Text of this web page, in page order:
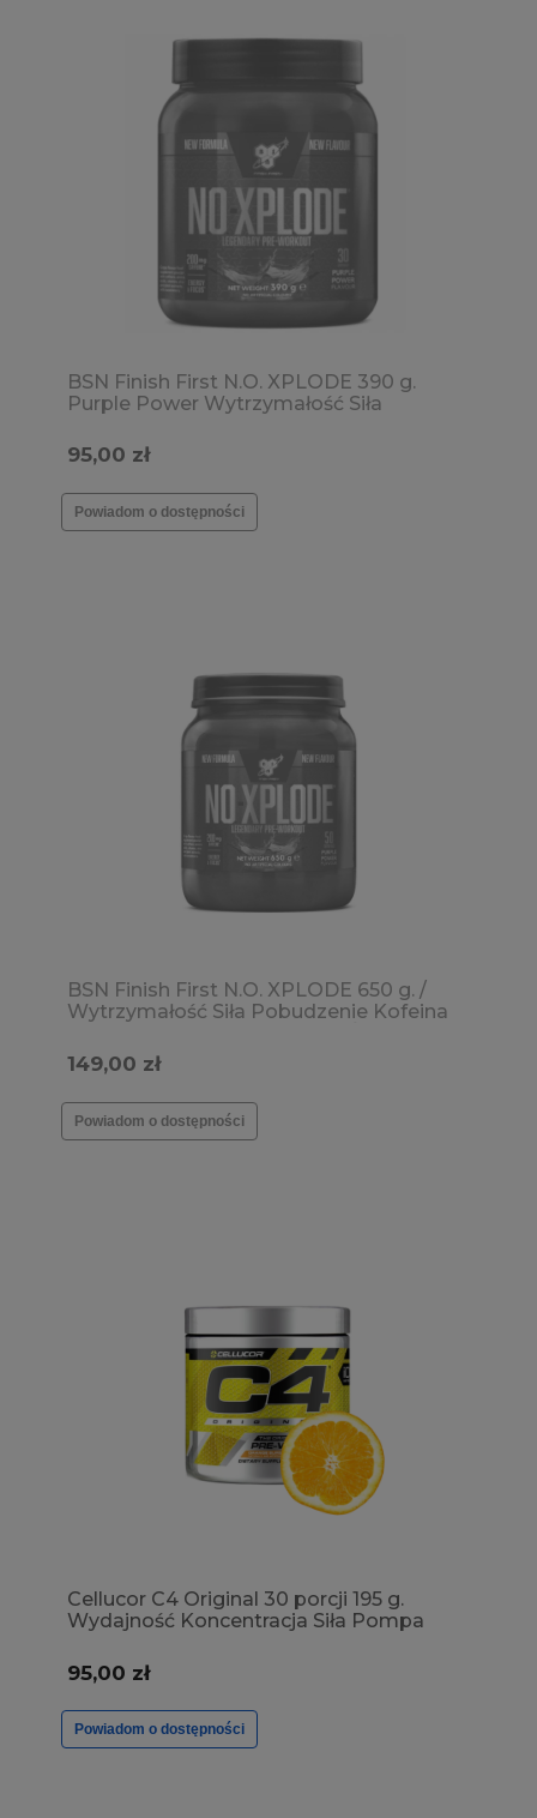
BSN Finish First N.O. XPLODE 390 g.
Purple Power Wytrzymałość Siła
SPRAWDŹ SMAKI →
95,00 zł
Powiadom o dostępności
BSN Finish First N.O. XPLODE 650 g. /
Wytrzymałość Siła Pobudzenie Kofeina
149,00 zł
Powiadom o dostępności
Cellucor C4 Original 30 porcji 195 g.
Wydajność Koncentracja Siła Pompa
Wytrzymałość SPRAWDŹ SMAKI →
95,00 zł
Powiadom o dostępności